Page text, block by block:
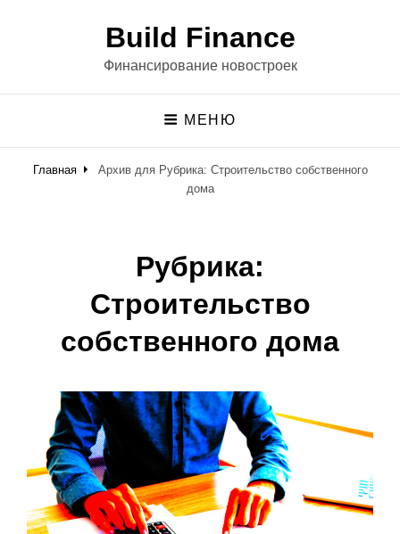
Build Finance
Финансирование новостроек
МЕНЮ
Главная Архив для Рубрика: Строительство собственного
дома
Рубрика:
Строительство
собственного дома